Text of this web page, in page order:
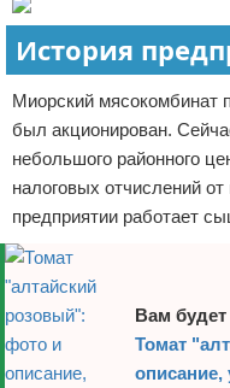
История
Миорский мясокомбинат
был акционирован.
небольшого районного
налоговых отчислений
предприятии работает
Вам будет
Томат